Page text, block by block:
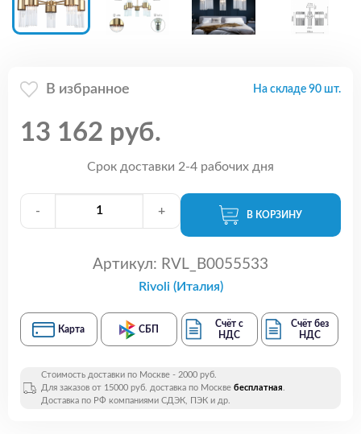
В избранное На складе 90 шт.
13 162 руб.
Срок доставки 2-4 рабочих дня
- + В КОРЗИНУ
Артикул: RVL_B0055533
Rivoli (Италия)
Карта СБП
Счёт с
НДС
Счёт без
НДС
Стоимость доставки по Москве - 2000 руб.
Для заказов от 15000 руб. доставка по Москве бесплатная.
Доставка по РФ компаниями СДЭК, ПЭК и др.